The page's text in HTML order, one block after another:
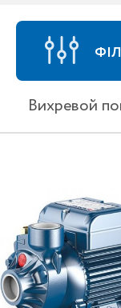
Вихревой